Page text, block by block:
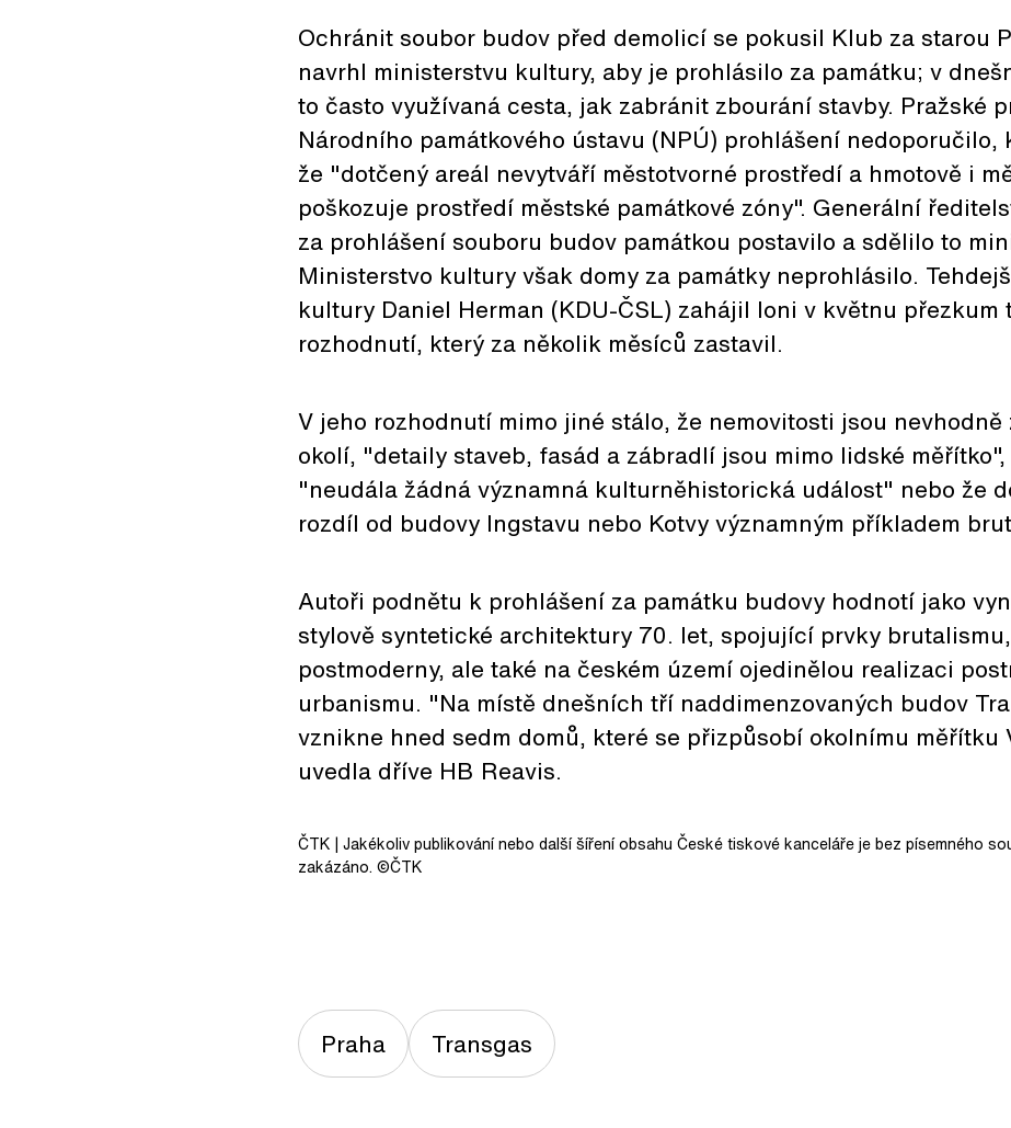
Ochránit soubor budov před demolicí se pokusil Klub za starou
navrhl ministerstvu kultury, aby je prohlásilo za památku; v
to často využívaná cesta, jak zabránit zbourání stavby. Pražské
Národního památkového ústavu (NPÚ) prohlášení nedoporučilo,
že "dotčený areál nevytváří městotvorné prostředí a hmotově i
poškozuje prostředí městské památkové zóny". Generální
za prohlášení souboru budov památkou postavilo a sdělilo to
Ministerstvo kultury však domy za památky neprohlásilo.
kultury Daniel Herman (KDU-ČSL) zahájil loni v květnu přezkum
rozhodnutí, který za několik měsíců zastavil.
V jeho rozhodnutí mimo jiné stálo, že nemovitosti jsou nevhodně
okolí, "detaily staveb, fasád a zábradlí jsou mimo lidské měřítko",
"neudála žádná významná kulturněhistorická událost" nebo že
rozdíl od budovy Ingstavu nebo Kotvy významným příkladem
Autoři podnětu k prohlášení za památku budovy hodnotí jako
stylově syntetické architektury 70. let, spojující prvky
postmoderny, ale také na českém území ojedinělou realizaci
urbanismu. "Na místě dnešních tří naddimenzovaných budov
vznikne hned sedm domů, které se přizpůsobí okolnímu měřítku
uvedla dříve HB Reavis.
ČTK | Jakékoliv publikování nebo další šíření obsahu České tiskové kanceláře je bez písemného
zakázáno. ©ČTK
Praha Transgas